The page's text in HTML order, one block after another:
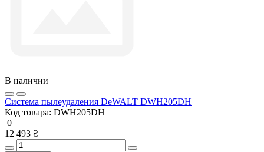
В наличии
Система пылеудаления DeWALT DWH205DH
Код товара: DWH205DH
0
12 493 ₴